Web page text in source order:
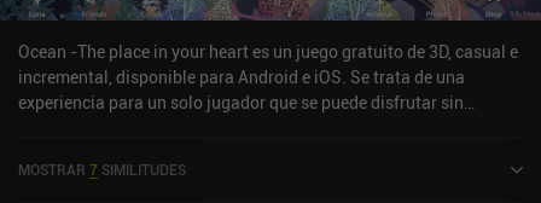
Ocean -The place in your heart es un juego gratuito de 3D, casual e
incremental, disponible para Android e iOS. Se trata de una
experiencia para un solo jugador que se puede disfrutar sin
heart se lanzó en junio de 2022 y tiene actualmente una valoración
MOSTRAR 7 SIMILITUDES